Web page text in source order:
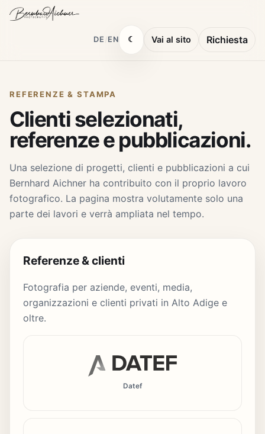
DE EN ☾ Vai al sito Richiesta
REFERENZE & STAMPA
Clienti selezionati,
referenze e pubblicazioni.
Una selezione di progetti, clienti e pubblicazioni a cui
Bernhard Aichner ha contribuito con il proprio lavoro
fotografico. La pagina mostra volutamente solo una
parte dei lavori e verrà ampliata nel tempo.
Referenze & clienti
Fotografia per aziende, eventi, media,
organizzazioni e clienti privati in Alto Adige e
oltre.
Datef